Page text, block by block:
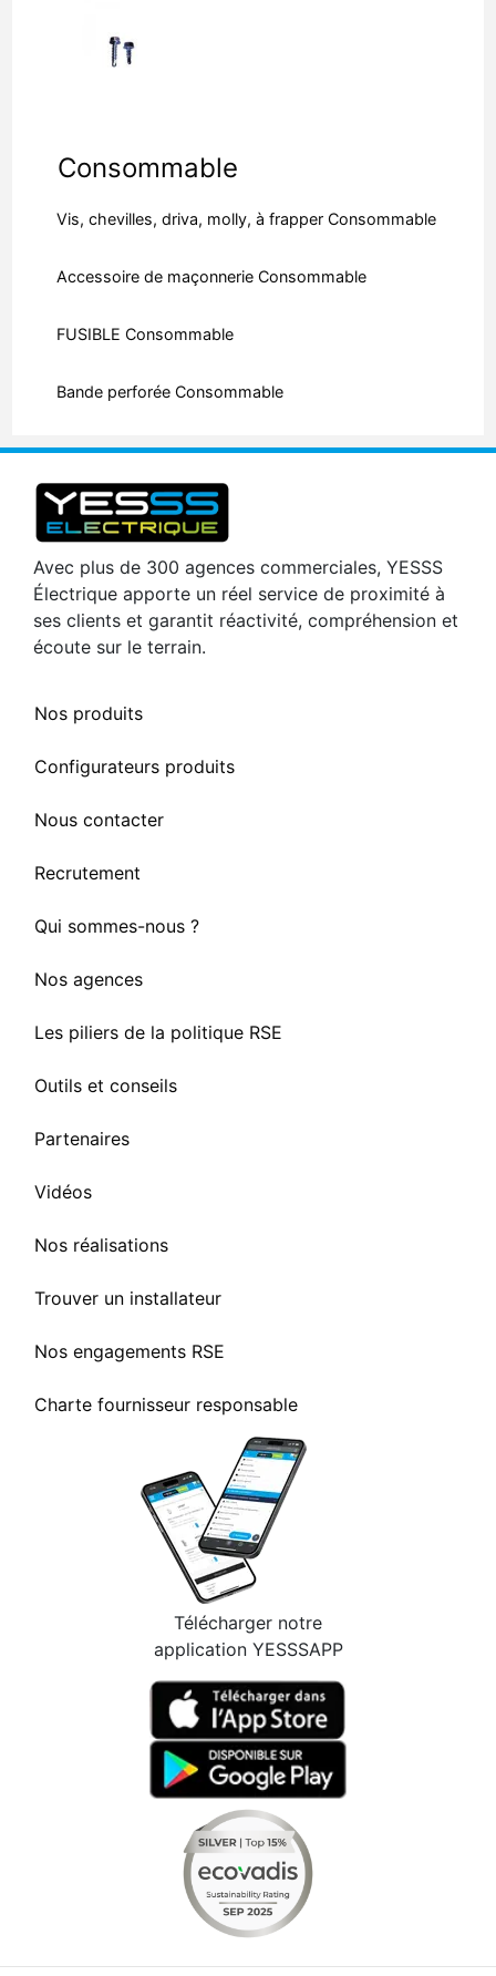
Consommable
Vis, chevilles, driva, molly, à frapper Consommable
Accessoire de maçonnerie Consommable
FUSIBLE Consommable
Bande perforée Consommable
Avec plus de 300 agences commerciales, YESSS
Électrique apporte un réel service de proximité à
ses clients et garantit réactivité, compréhension et
écoute sur le terrain.
Nos produits
Configurateurs produits
Nous contacter
Recrutement
Qui sommes-nous ?
Nos agences
Les piliers de la politique RSE
Outils et conseils
Partenaires
Vidéos
Nos réalisations
Trouver un installateur
Nos engagements RSE
Charte fournisseur responsable
Télécharger notre
application YESSSAPP